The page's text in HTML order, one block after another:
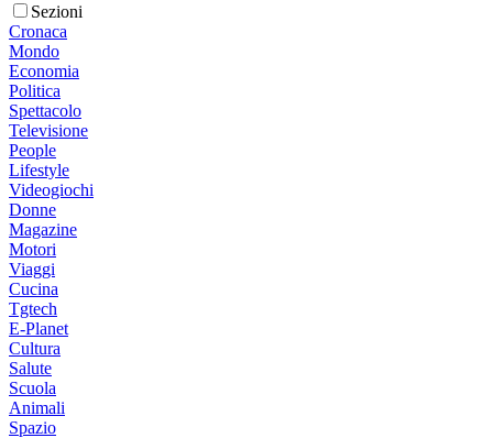
Sezioni
Cronaca
Mondo
Economia
Politica
Spettacolo
Televisione
People
Lifestyle
Videogiochi
Donne
Magazine
Motori
Viaggi
Cucina
Tgtech
E-Planet
Cultura
Salute
Scuola
Animali
Spazio